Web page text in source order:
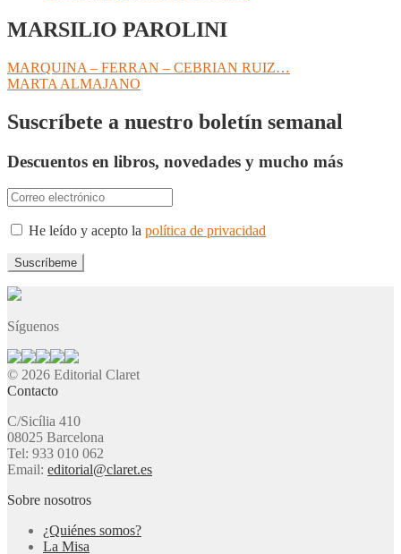
MARSILIO PAROLINI
Navegación
de
entradas
Anterior:
MARQUINA – FERRAN – CEBRIAN RUIZ…
Siguiente:
MARTA ALMAJANO
Suscríbete a nuestro boletín semanal
Descuentos en libros, novedades y mucho más
He leído y acepto la política de privacidad
Síguenos
© 2026 Editorial Claret
Contacto
C/Sicília 410
08025 Barcelona
Tel: 933 010 062
Email: editorial@claret.es
Sobre nosotros
¿Quiénes somos?
La Misa